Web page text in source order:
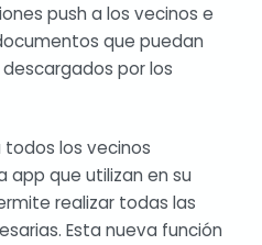
push a los vecinos e
que puedan
por los
los vecinos
app que utilizan en su
realizar todas las
Esta nueva función